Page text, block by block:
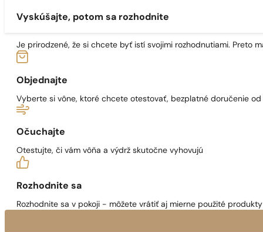
Vyskúšajte, potom sa rozhodnite
Je prirodzené, že si chcete byť istí svojimi rozhodnutiami. Preto
Objednajte
Vyberte si vône, ktoré chcete otestovať, bezplatné doručenie
Očuchajte
Otestujte, či vám vôňa a výdrž skutočne vyhovujú
Rozhodnite sa
Rozhodnite sa v pokoji - môžete vrátiť aj mierne použité